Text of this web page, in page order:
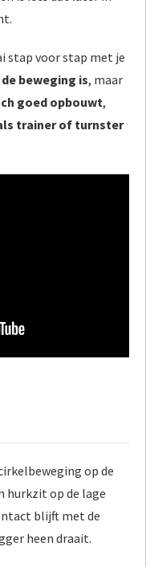
stap voor stap met je
beweging is, maar
goed opbouwt,
trainer of turnster
op de
hurkzit op de lage
blijft met de
heen draait.